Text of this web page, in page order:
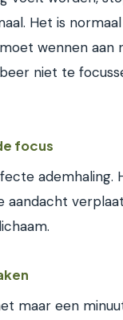
Het is
wennen aan
niet te
focus
ademhaling.
aandacht
maar een